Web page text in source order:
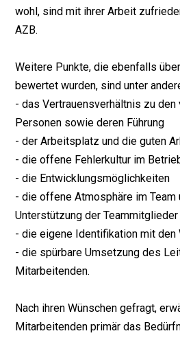
wohl, sind mit ihrer Arbeit
AZB.
Weitere Punkte, die ebenfalls
bewertet wurden, sind unter
- das Vertrauensverhältnis zu
Personen sowie deren Führung
- der Arbeitsplatz und die guten
- die offene Fehlerkultur im
- die Entwicklungsmöglichkeiten
- die offene Atmosphäre im
Unterstützung der Teammitglieder
- die eigene Identifikation mit den
- die spürbare Umsetzung des
Mitarbeitenden.
Nach ihren Wünschen gefragt,
Mitarbeitenden primär das